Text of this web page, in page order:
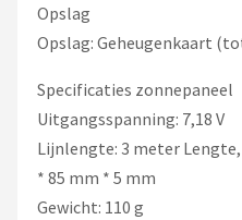
Opslag
Opslag: Geheugenkaart
Specificaties zonnepaneel
Uitgangsspanning: 7,18 V
Lijnlengte: 3 meter
* 85 mm * 5 mm
Gewicht: 110 g